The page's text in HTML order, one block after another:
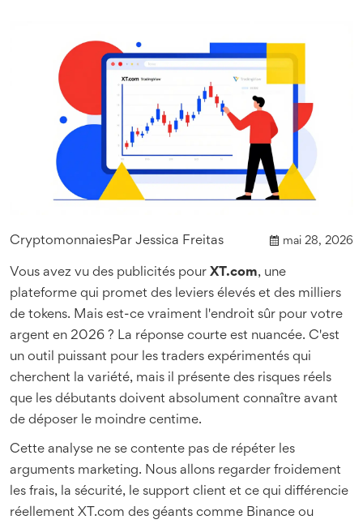
CryptomonnaiesPar Jessica Freitas mai 28, 2026
Vous avez vu des publicités pour XT.com, une
plateforme qui promet des leviers élevés et des milliers
de tokens. Mais est-ce vraiment l'endroit sûr pour votre
argent en 2026 ? La réponse courte est nuancée. C'est
un outil puissant pour les traders expérimentés qui
cherchent la variété, mais il présente des risques réels
que les débutants doivent absolument connaître avant
de déposer le moindre centime.
Cette analyse ne se contente pas de répéter les
arguments marketing. Nous allons regarder froidement
les frais, la sécurité, le support client et ce qui différencie
réellement XT.com des géants comme Binance ou